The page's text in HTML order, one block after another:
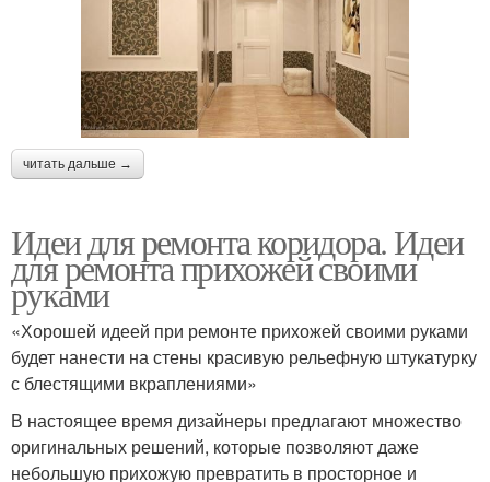
читать дальше →
Идеи для ремонта коридора. Идеи
для ремонта прихожей своими
руками
«Хорошей идеей при ремонте прихожей своими руками
будет нанести на стены красивую рельефную штукатурку
с блестящими вкраплениями»
В настоящее время дизайнеры предлагают множество
оригинальных решений, которые позволяют даже
небольшую прихожую превратить в просторное и